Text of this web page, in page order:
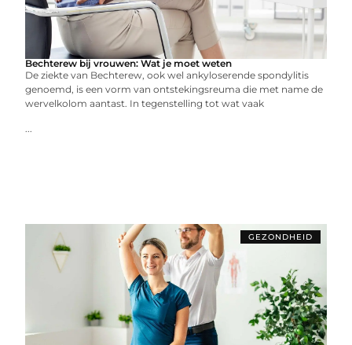
Bechterew bij vrouwen: Wat je moet weten
De ziekte van Bechterew, ook wel ankyloserende spondylitis
genoemd, is een vorm van ontstekingsreuma die met name de
wervelkolom aantast. In tegenstelling tot wat vaak
...
GEZONDHEID